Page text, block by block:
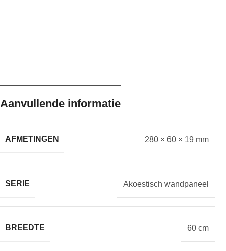
Aanvullende informatie
AFMETINGEN 280 × 60 × 19 mm
SERIE Akoestisch wandpaneel
BREEDTE 60 cm